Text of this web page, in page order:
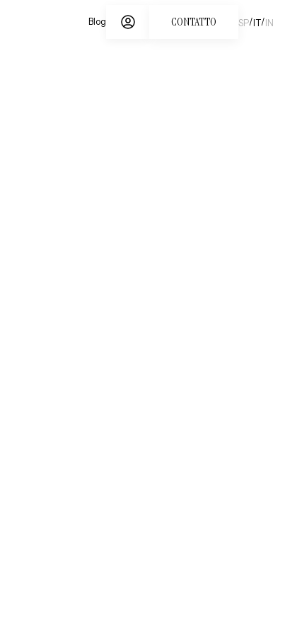
Blog CONTATTO IN
/
IT
/
SP